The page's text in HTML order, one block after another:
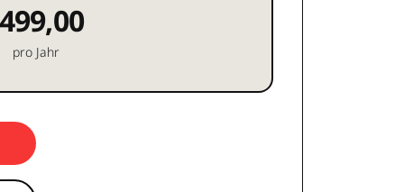
499,00
pro Jahr